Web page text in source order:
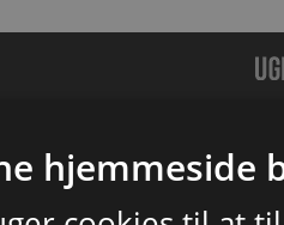
hjemmeside